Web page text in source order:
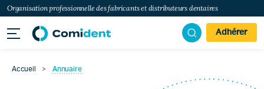
Organisation professionnelle des fabricants et distributeurs dentaires
Adhérer
Accueil > Annuaire